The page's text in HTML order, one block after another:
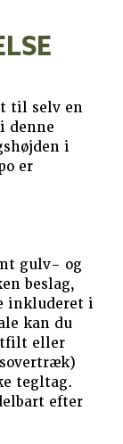
til selv en
denne
i
er
gulv- og
beslag,
inkluderet i
kan du
eller
tegltag.
efter